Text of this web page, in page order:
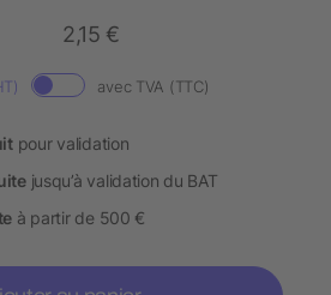
2,15 €
avec TVA (TTC)
pour validation
jusqu’à validation du BAT
à partir de 500 €